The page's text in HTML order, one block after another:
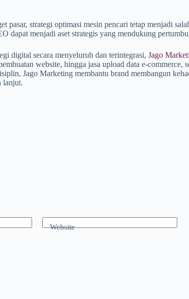
strategi optimasi mesin pencari tetap menjadi
dapat menjadi aset strategis yang mendukung
digital secara menyeluruh dan terintegrasi, Jago
website, hingga jasa upload data e-commerce,
Jago Marketing membantu brand membangun
lanjut.
Website